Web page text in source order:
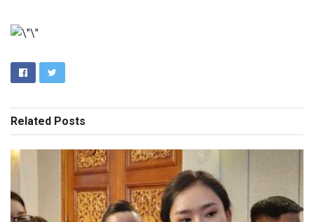
Related Posts